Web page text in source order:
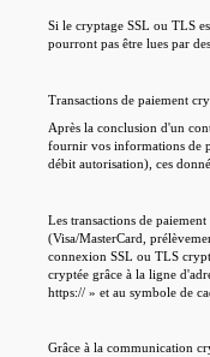
Si le cryptage SSL ou TLS
pourront pas être lues par
Transactions de paiement
Après la conclusion d'un
fournir vos informations de
débit autorisation), ces
Les transactions de
(Visa/MasterCard,
connexion SSL ou TLS
cryptée grâce à la ligne
https:// » et au symbole de
Grâce à la communication